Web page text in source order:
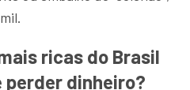
ricas do Brasil
perder dinheiro?